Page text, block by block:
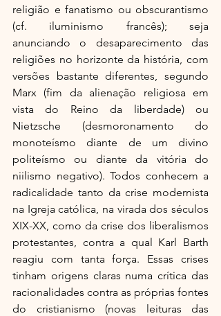
religião e fanatismo ou obscurantismo
(cf. iluminismo francês); seja
anunciando o desaparecimento das
religiões no horizonte da história, com
versões bastante diferentes, segundo
Marx (fim da alienação religiosa em
vista do Reino da liberdade) ou
Nietzsche (desmoronamento do
monoteísmo diante de um divino
politeísmo ou diante da vitória do
niilismo negativo). Todos conhecem a
radicalidade tanto da crise modernista
na Igreja católica, na virada dos séculos
XIX-XX, como da crise dos liberalismos
protestantes, contra a qual Karl Barth
reagiu com tanta força. Essas crises
tinham origens claras numa crítica das
racionalidades contra as próprias fontes
do cristianismo (novas leituras das